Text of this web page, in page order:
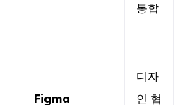
통합
Figma
디자
인 협